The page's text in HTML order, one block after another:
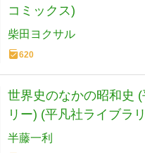
コミックス)
柴田ヨクサル
620
世界史のなかの昭和史
リー) (平凡社ライブラ
半藤一利